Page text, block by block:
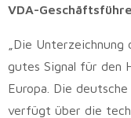
VDA-
„Die
gutes Signal für den
Europa. Die
verfügt über die